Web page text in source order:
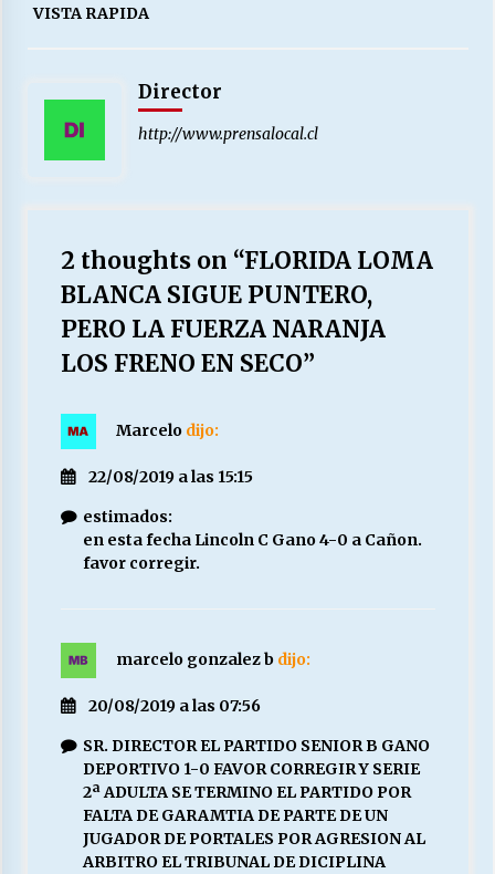
VISTA RAPIDA
Director
http://www.prensalocal.cl
2 thoughts on “FLORIDA LOMA
BLANCA SIGUE PUNTERO,
PERO LA FUERZA NARANJA
LOS FRENO EN SECO”
Marcelo dijo:
22/08/2019 a las 15:15
estimados:
en esta fecha Lincoln C Gano 4-0 a Cañon.
favor corregir.
marcelo gonzalez b dijo:
20/08/2019 a las 07:56
SR. DIRECTOR EL PARTIDO SENIOR B GANO
DEPORTIVO 1-0 FAVOR CORREGIR Y SERIE
2ª ADULTA SE TERMINO EL PARTIDO POR
FALTA DE GARAMTIA DE PARTE DE UN
JUGADOR DE PORTALES POR AGRESION AL
ARBITRO EL TRIBUNAL DE DICIPLINA